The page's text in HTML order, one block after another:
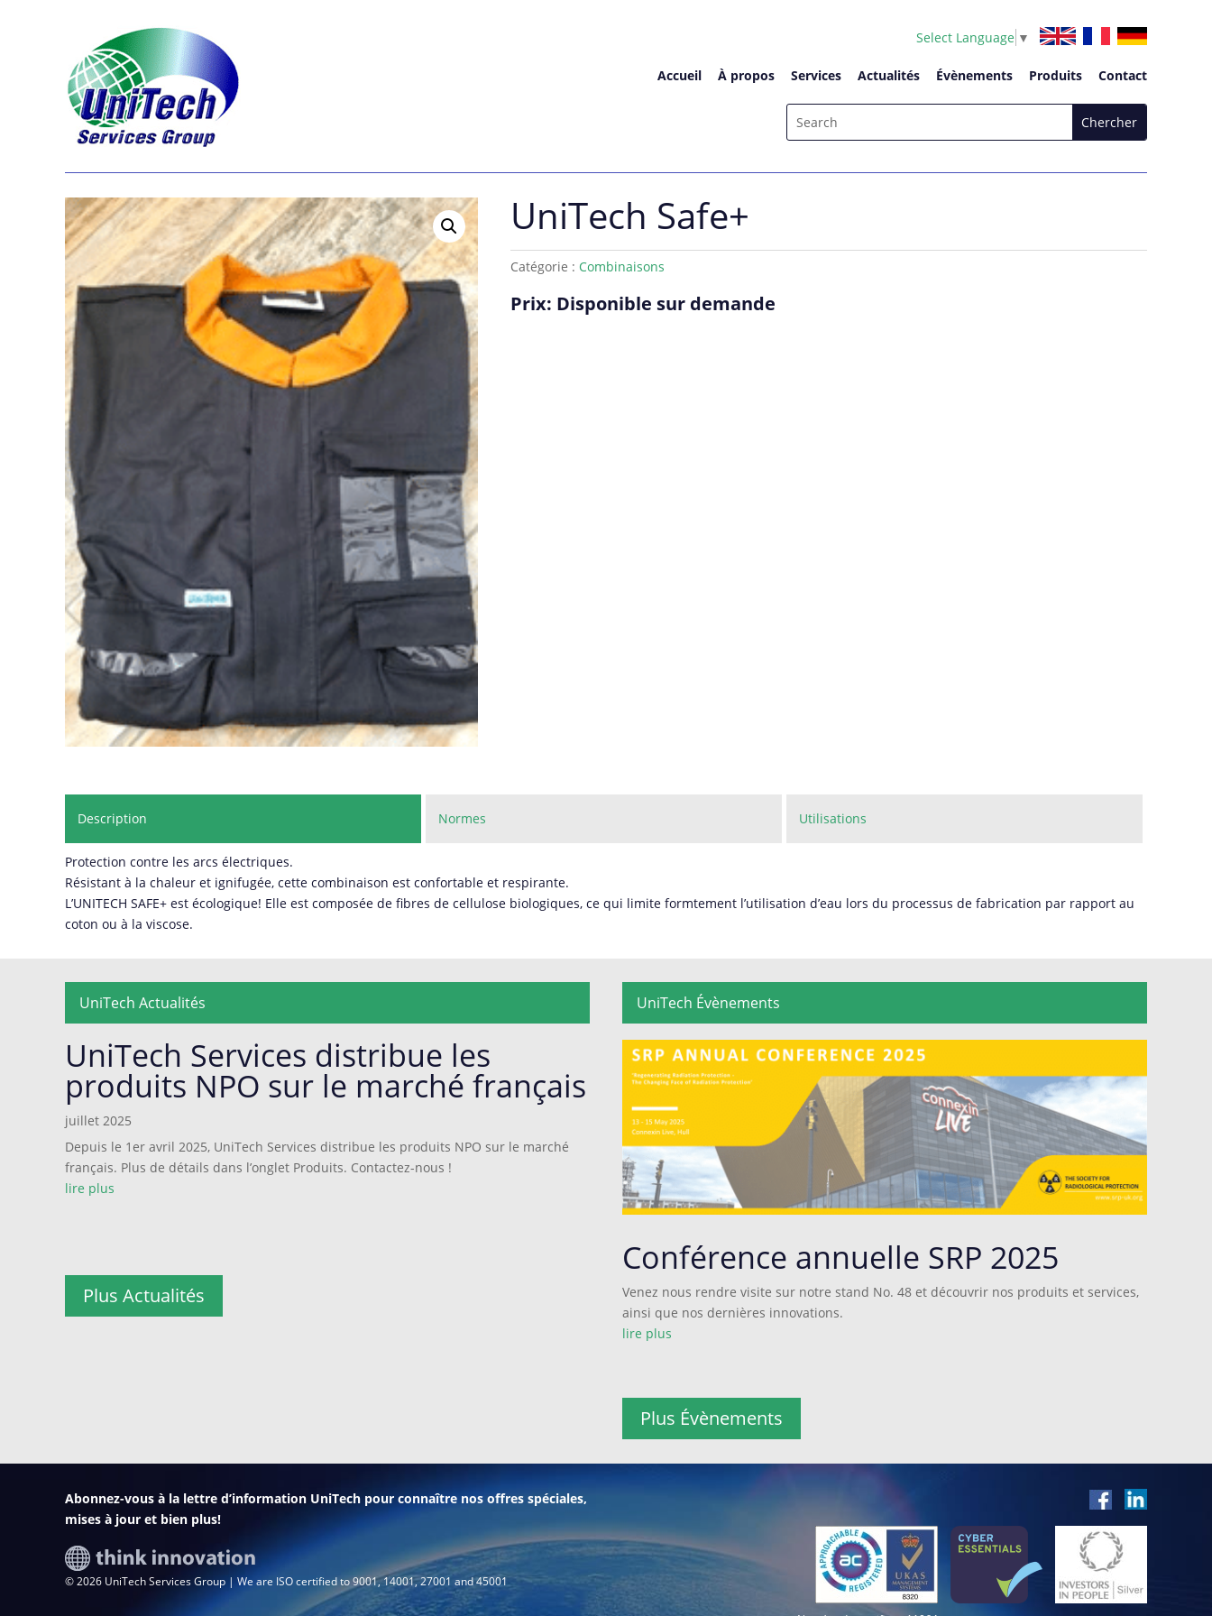
Select Language ▼
Accueil À propos Services Actualités Évènements Produits Contact
UniTech Safe+
Catégorie : Combinaisons
Prix: Disponible sur demande
Description Normes Utilisations
Protection contre les arcs électriques.
Résistant à la chaleur et ignifugée, cette combinaison est confortable et respirante.
L’UNITECH SAFE+ est écologique! Elle est composée de fibres de cellulose biologiques, ce qui limite formtement l’utilisation d’eau lors du processus de fabrication par rapport au
coton ou à la viscose.
UniTech Actualités
UniTech Services distribue les
produits NPO sur le marché français
juillet 2025
Depuis le 1er avril 2025, UniTech Services distribue les produits NPO sur le marché
français. Plus de détails dans l’onglet Produits. Contactez-nous !
lire plus
Plus Actualités
UniTech Évènements
Conférence annuelle SRP 2025
Venez nous rendre visite sur notre stand No. 48 et découvrir nos produits et services,
ainsi que nos dernières innovations.
lire plus
Plus Évènements
Abonnez-vous à la lettre d’information UniTech pour connaître nos offres spéciales,
mises à jour et bien plus!
© 2026 UniTech Services Group | We are ISO certified to 9001, 14001, 27001 and 45001